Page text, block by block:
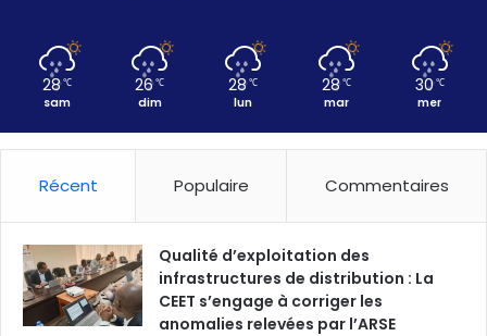
28℃
sam
26℃
dim
28 ℃
lun
28 ℃
mar
30 ℃
mer
Récent Populaire Commentaires
Qualité d’exploitation des
infrastructures de distribution : La
CEET s’engage à corriger les
anomalies relevées par l’ARSE